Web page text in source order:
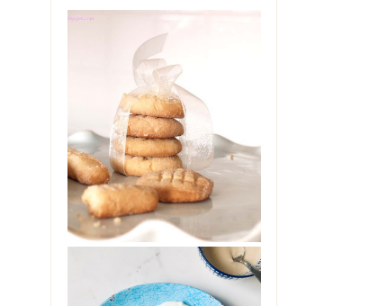
BISCOTTI DI
MAIONESE
No, non sono impazzita. Non
ho preso troppo sole senza
cappello, ne' troppo caldo in
giardino. Non s...
INSALATA DI